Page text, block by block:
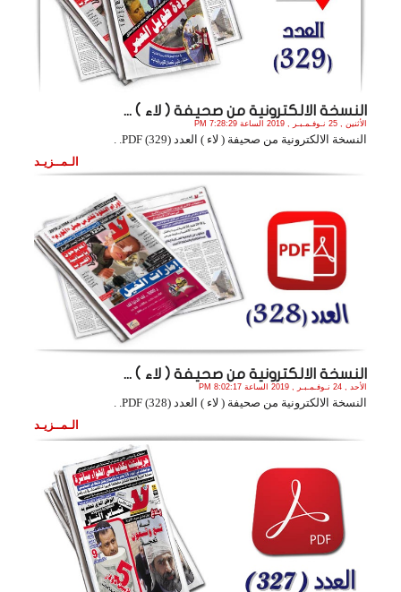
النسخة الالكترونية من صحيفة ( لاء ) ...
الأثنين , 25 نـوفـمـبـر , 2019 الساعة 7:28:29 PM
النسخة الالكترونية من صحيفة ( لاء ) العدد (329) PDF. .
الـمــزيـد
النسخة الالكترونية من صحيفة ( لاء ) ...
الأحد , 24 نـوفـمـبـر , 2019 الساعة 8:02:17 PM
النسخة الالكترونية من صحيفة ( لاء ) العدد (328) PDF. .
الـمــزيـد